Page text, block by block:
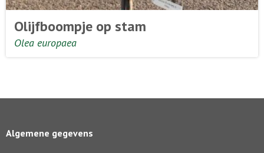
Olijfboompje op stam
Olea europaea
Algemene gegevens